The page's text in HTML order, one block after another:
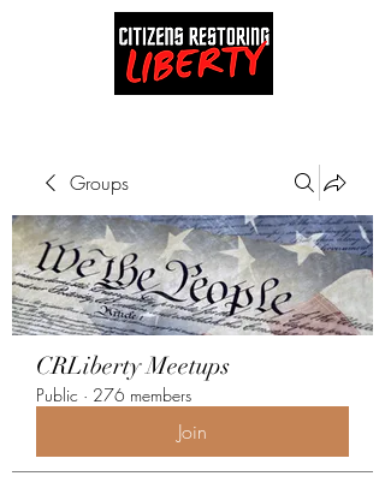
Groups
CRLiberty Meetups
Public · 276 members
Join